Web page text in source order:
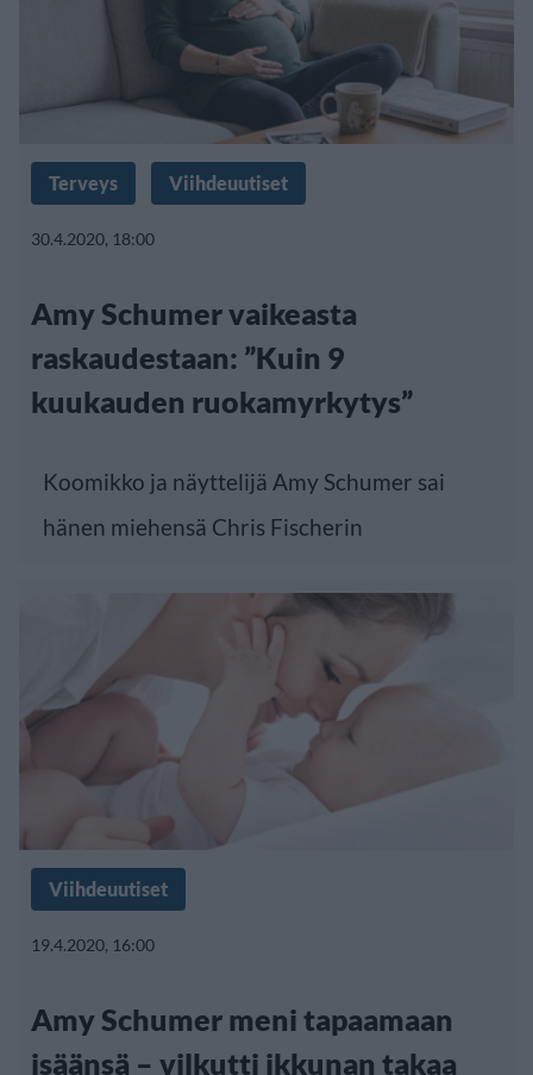
Terveys Viihdeuutiset
30.4.2020, 18:00
Amy Schumer vaikeasta
raskaudestaan: ”Kuin 9
kuukauden ruokamyrkytys”
Koomikko ja näyttelijä Amy Schumer sai
hänen miehensä Chris Fischerin
Viihdeuutiset
19.4.2020, 16:00
Amy Schumer meni tapaamaan
isäänsä – vilkutti ikkunan takaa